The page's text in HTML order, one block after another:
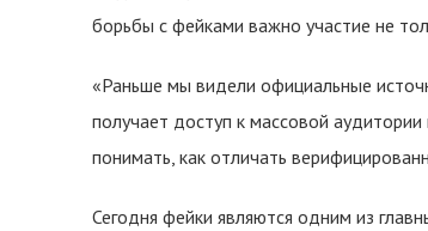
борьбы с фейками важно участие не
«Раньше мы видели официальные
получает доступ к массовой
понимать, как отличать
Сегодня фейки являются одним из